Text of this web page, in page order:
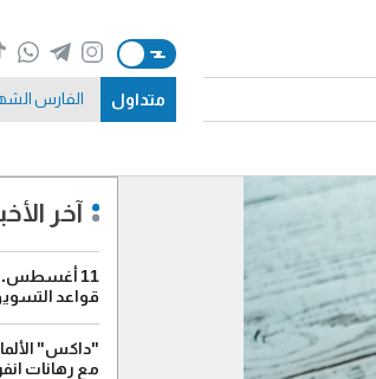
متداول الفارس
آخر
11 أغسطس..
قواعد
"داكس"
مع رهانات